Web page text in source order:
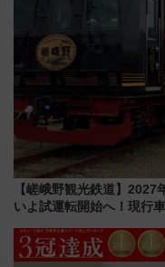
【嵯峨野観光鉄道】
いよ試運転開始へ！現行